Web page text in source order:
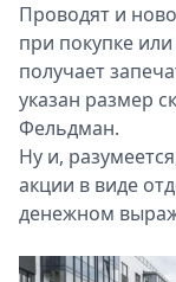
Проводят и
при покупке
получает
указан размер
Фельдман.
Ну и,
акции в виде
денежном